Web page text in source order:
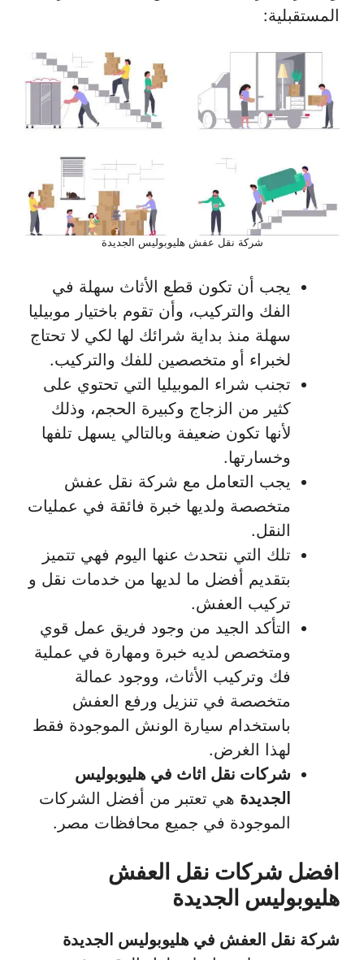
المستقبلية:
شركة نقل عفش هليوبوليس الجديدة
يجب أن تكون قطع الأثاث سهلة في
الفك والتركيب، وأن تقوم باختيار موبيليا
سهلة منذ بداية شرائك لها لكي لا تحتاج
لخبراء أو متخصصين للفك والتركيب.
تجنب شراء الموبيليا التي تحتوي على
كثير من الزجاج وكبيرة الحجم، وذلك
لأنها تكون ضعيفة وبالتالي يسهل تلفها
وخسارتها.
يجب التعامل مع شركة نقل عفش
متخصصة ولديها خبرة فائقة في عمليات
النقل.
تلك التي نتحدث عنها اليوم فهي تتميز
بتقديم أفضل ما لديها من خدمات نقل و
تركيب العفش.
التأكد الجيد من وجود فريق عمل قوي
ومتخصص لديه خبرة ومهارة في عملية
فك وتركيب الأثاث، ووجود عمالة
متخصصة في تنزيل ورفع العفش
باستخدام سيارة الونش الموجودة فقط
لهذا الغرض.
شركات نقل اثاث في هليوبوليس
الجديدة هي تعتبر من أفضل الشركات
الموجودة في جميع محافظات مصر.
افضل شركات نقل العفش
هليوبوليس الجديدة
شركة نقل العفش في هليوبوليس الجديدة